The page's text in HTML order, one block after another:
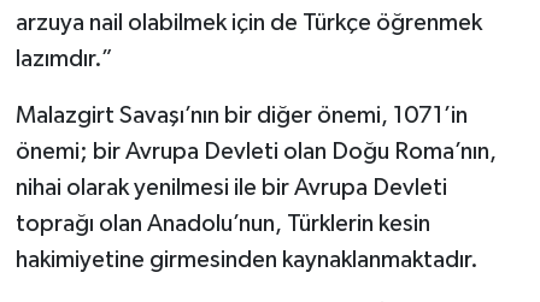
arzuya nail olabilmek için de Türkçe öğrenmek
lazımdır.”
Malazgirt Savaşı’nın bir diğer önemi, 1071’in
önemi; bir Avrupa Devleti olan Doğu Roma’nın,
nihai olarak yenilmesi ile bir Avrupa Devleti
toprağı olan Anadolu’nun, Türklerin kesin
hakimiyetine girmesinden kaynaklanmaktadır.